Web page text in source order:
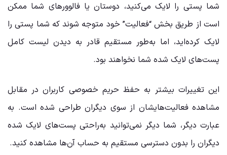
شما پستی را لایک می‌کنید، دوستان یا فالوورهای شما ممکن
است از طریق بخش “فعالیت” خود متوجه شوند که شما پستی را
لایک کرده‌اید، اما به‌طور مستقیم قادر به دیدن لیست کامل
پست‌های لایک شده شما نخواهند بود.
این تغییرات بیشتر به حفظ حریم خصوصی کاربران در مقابل
مشاهده فعالیت‌هایشان از سوی دیگران طراحی شده است. به
عبارت دیگر، شما دیگر نمی‌توانید به‌راحتی پست‌های لایک شده
دیگران را بدون دسترسی مستقیم به حساب آن‌ها مشاهده کنید.